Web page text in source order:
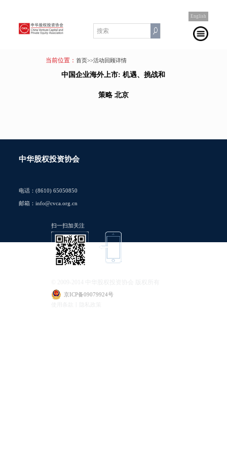
English
当前位置： 首页>>活动回顾详情
中国企业海外上市: 机遇、挑战和
策略 北京
中华股权投资协会
电话：(8610) 65050850
邮箱：info@cvca.org.cn
扫一扫加关注
京ICP备09079924号